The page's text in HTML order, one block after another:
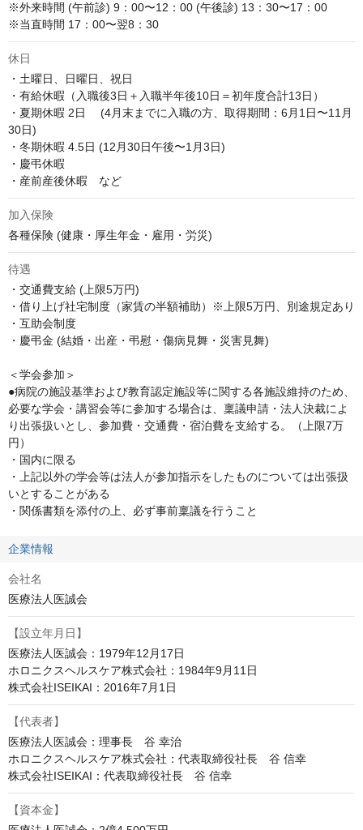
※外来時間 (午前診) 9：00〜12：00 (午後診) 13：30〜17：00
※当直時間 17：00〜翌8：30
休日
・土曜日、日曜日、祝日
・有給休暇（入職後3日＋入職半年後10日＝初年度合計13日）
・夏期休暇 2日　 (4月末までに入職の方、取得期間：6月1日〜11月
30日)
・冬期休暇 4.5日 (12月30日午後〜1月3日)
・慶弔休暇
・産前産後休暇　など
加入保険
各種保険 (健康・厚生年金・雇用・労災)
待遇
・交通費支給 (上限5万円)
・借り上げ社宅制度（家賃の半額補助）※上限5万円、別途規定あり
・互助会制度
・慶弔金 (結婚・出産・弔慰・傷病見舞・災害見舞)
＜学会参加＞
●病院の施設基準および教育認定施設等に関する各施設維持のため、
必要な学会・講習会等に参加する場合は、稟議申請・法人決裁によ
り出張扱いとし、参加費・交通費・宿泊費を支給する。（上限7万
円）
・国内に限る
・上記以外の学会等は法人が参加指示をしたものについては出張扱
いとすることがある
・関係書類を添付の上、必ず事前稟議を行うこと
企業情報
会社名
医療法人医誠会
【設立年月日】
医療法人医誠会：1979年12月17日
ホロニクスヘルスケア株式会社：1984年9月11日
株式会社ISEIKAI：2016年7月1日
【代表者】
医療法人医誠会：理事長　谷 幸治
ホロニクスヘルスケア株式会社：代表取締役社長　谷 信幸
株式会社ISEIKAI：代表取締役社長　谷 信幸
【資本金】